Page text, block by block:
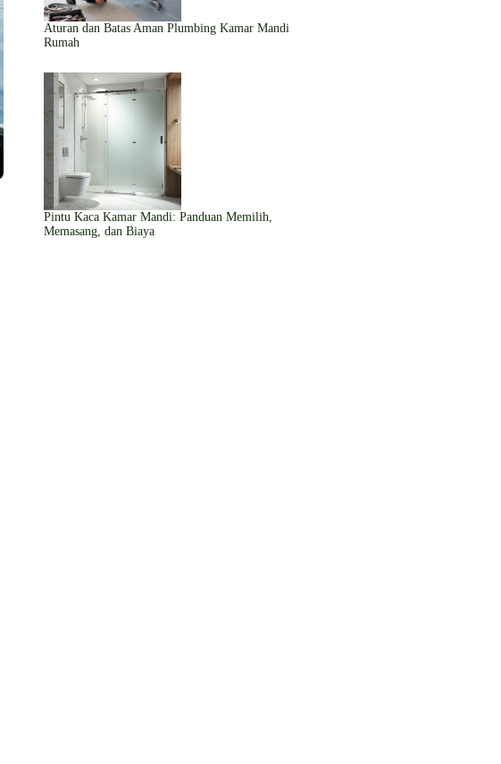
Aturan dan Batas Aman Plumbing Kamar Mandi
Rumah
Pintu Kaca Kamar Mandi: Panduan Memilih,
Memasang, dan Biaya